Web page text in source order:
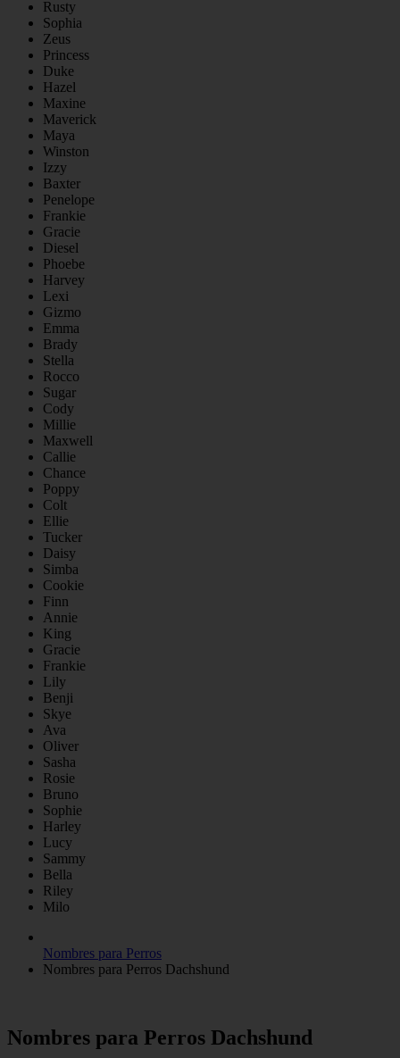
Rusty
Sophia
Zeus
Princess
Duke
Hazel
Maxine
Maverick
Maya
Winston
Izzy
Baxter
Penelope
Frankie
Gracie
Diesel
Phoebe
Harvey
Lexi
Gizmo
Emma
Brady
Stella
Rocco
Sugar
Cody
Millie
Maxwell
Callie
Chance
Poppy
Colt
Ellie
Tucker
Daisy
Simba
Cookie
Finn
Annie
King
Gracie
Frankie
Lily
Benji
Skye
Ava
Oliver
Sasha
Rosie
Bruno
Sophie
Harley
Lucy
Sammy
Bella
Riley
Milo
Nombres para Perros
Nombres para Perros Dachshund
Nombres para Perros Dachshund